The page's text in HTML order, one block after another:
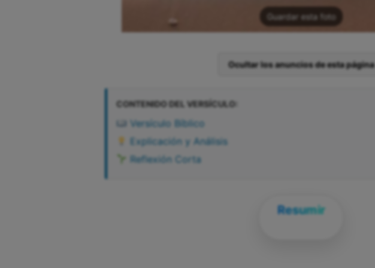
Guardar esta foto
Ocultar los anuncios de esta página
CONTENIDO DEL VERSÍCULO:
Versículo Bíblico
Explicación y Análisis
Reflexión Corta
Resumir